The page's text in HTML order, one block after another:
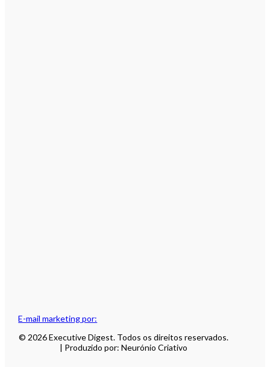
E-mail marketing por:
© 2026 Executive Digest. Todos os direitos reservados.
| Produzido por: Neurónio Criativo